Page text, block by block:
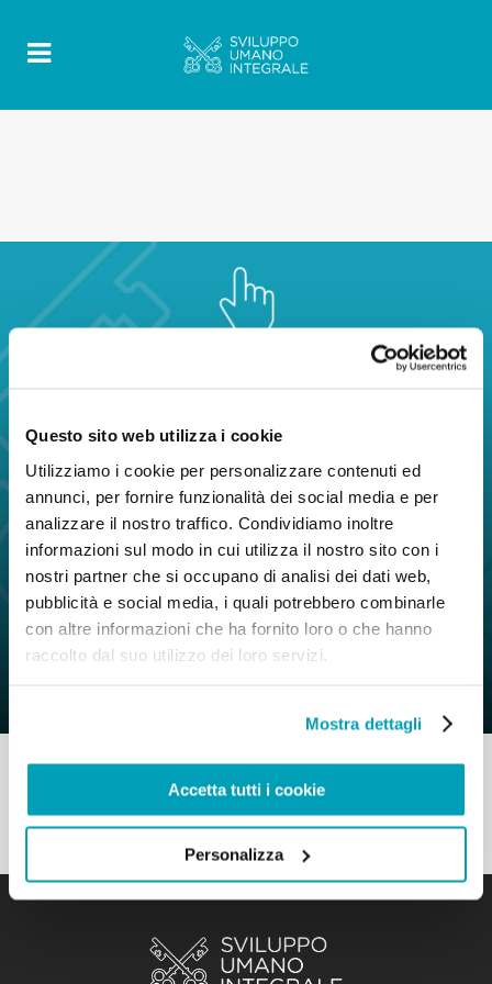
Questo sito web utilizza i cookie
Utilizziamo i cookie per personalizzare contenuti ed
annunci, per fornire funzionalità dei social media e per
analizzare il nostro traffico. Condividiamo inoltre
informazioni sul modo in cui utilizza il nostro sito con i
nostri partner che si occupano di analisi dei dati web,
pubblicità e social media, i quali potrebbero combinarle
con altre informazioni che ha fornito loro o che hanno
raccolto dal suo utilizzo dei loro servizi.
Mostra dettagli
Accetta tutti i cookie
Personalizza
7 Novembre 2019| ByMr_admin | 0
Comments
Sezione MR Si tratta di costruire la